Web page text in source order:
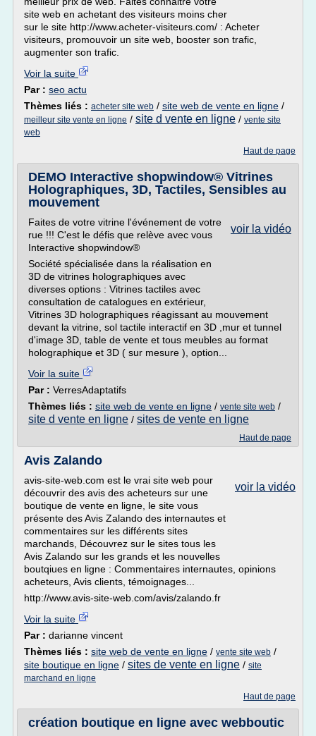
site web en achetant des visiteurs moins cher
sur le site http://www.acheter-visiteurs.com/ : Acheter
visiteurs, promouvoir un site web, booster son trafic,
augmenter son trafic.
Voir la suite
Par : seo actu
Thèmes liés : acheter site web / site web de vente en ligne /
meilleur site vente en ligne / site d vente en ligne / vente site
web
Haut de page
DEMO Interactive shopwindow® Vitrines
Holographiques, 3D, Tactiles, Sensibles au
mouvement
voir la vidéo
Faites de votre vitrine l'événement de votre
rue !!! C'est le défis que relève avec vous
Interactive shopwindow®
Société spécialisée dans la réalisation en
3D de vitrines holographiques avec
diverses options : Vitrines tactiles avec
consultation de catalogues en extérieur,
Vitrines 3D holographiques réagissant au mouvement
devant la vitrine, sol tactile interactif en 3D ,mur et tunnel
d'image 3D, table de vente et tous meubles au format
holographique et 3D ( sur mesure ), option...
Voir la suite
Par : VerresAdaptatifs
Thèmes liés : site web de vente en ligne / vente site web /
site d vente en ligne / sites de vente en ligne
Haut de page
Avis Zalando
voir la vidéo
avis-site-web.com est le vrai site web pour
découvrir des avis des acheteurs sur une
boutique de vente en ligne, le site vous
présente des Avis Zalando des internautes et
commentaires sur les différents sites
marchands, Découvrez sur le sites tous les
Avis Zalando sur les grands et les nouvelles
boutqiues en ligne : Commentaires internautes, opinions
acheteurs, Avis clients, témoignages...
http://www.avis-site-web.com/avis/zalando.fr
Voir la suite
Par : darianne vincent
Thèmes liés : site web de vente en ligne / vente site web /
site boutique en ligne / sites de vente en ligne / site
marchand en ligne
Haut de page
création boutique en ligne avec webboutic